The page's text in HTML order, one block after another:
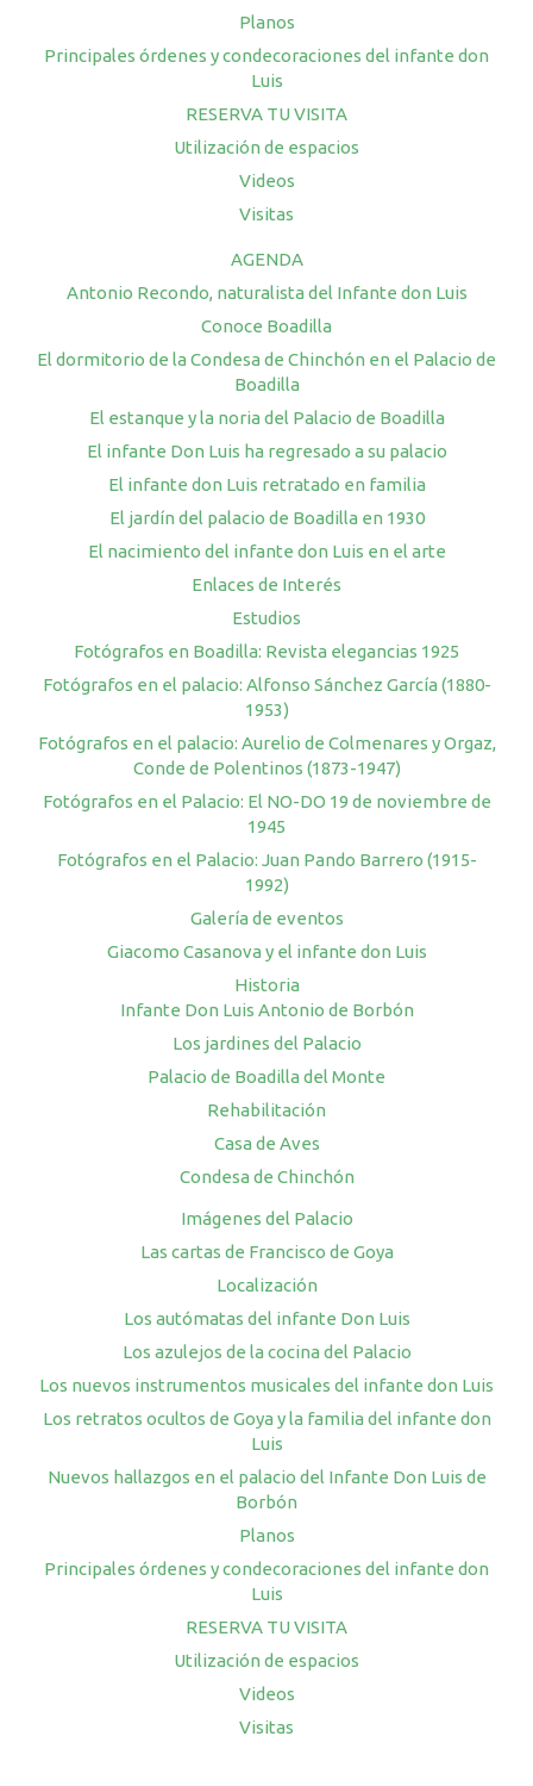
Planos
Principales órdenes y condecoraciones del infante don
Luis
RESERVA TU VISITA
Utilización de espacios
Videos
Visitas
AGENDA
Antonio Recondo, naturalista del Infante don Luis
Conoce Boadilla
El dormitorio de la Condesa de Chinchón en el Palacio de
Boadilla
El estanque y la noria del Palacio de Boadilla
El infante Don Luis ha regresado a su palacio
El infante don Luis retratado en familia
El jardín del palacio de Boadilla en 1930
El nacimiento del infante don Luis en el arte
Enlaces de Interés
Estudios
Fotógrafos en Boadilla: Revista elegancias 1925
Fotógrafos en el palacio: Alfonso Sánchez García (1880-
1953)
Fotógrafos en el palacio: Aurelio de Colmenares y Orgaz,
Conde de Polentinos (1873-1947)
Fotógrafos en el Palacio: El NO-DO 19 de noviembre de
1945
Fotógrafos en el Palacio: Juan Pando Barrero (1915-
1992)
Galería de eventos
Giacomo Casanova y el infante don Luis
Historia
Infante Don Luis Antonio de Borbón
Los jardines del Palacio
Palacio de Boadilla del Monte
Rehabilitación
Casa de Aves
Condesa de Chinchón
Imágenes del Palacio
Las cartas de Francisco de Goya
Localización
Los autómatas del infante Don Luis
Los azulejos de la cocina del Palacio
Los nuevos instrumentos musicales del infante don Luis
Los retratos ocultos de Goya y la familia del infante don
Luis
Nuevos hallazgos en el palacio del Infante Don Luis de
Borbón
Planos
Principales órdenes y condecoraciones del infante don
Luis
RESERVA TU VISITA
Utilización de espacios
Videos
Visitas